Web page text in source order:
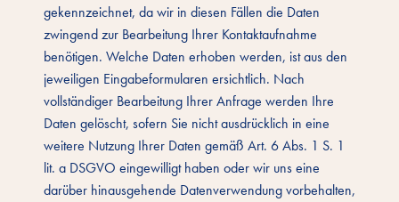
gekennzeichnet, da wir in diesen Fällen die Daten
zwingend zur Bearbeitung Ihrer Kontaktaufnahme
benötigen. Welche Daten erhoben werden, ist aus den
jeweiligen Eingabeformularen ersichtlich. Nach
vollständiger Bearbeitung Ihrer Anfrage werden Ihre
Daten gelöscht, sofern Sie nicht ausdrücklich in eine
weitere Nutzung Ihrer Daten gemäß Art. 6 Abs. 1 S. 1
lit. a DSGVO eingewilligt haben oder wir uns eine
darüber hinausgehende Datenverwendung vorbehalten,